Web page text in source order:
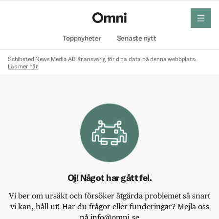
Toppnyheter Senaste nytt
meny
Schibsted News Media AB är ansvarig för dina data på denna webbplats.
Läs mer här
Oj! Något har gått fel.
Vi ber om ursäkt och försöker åtgärda problemet så snart
vi kan, håll ut! Har du frågor eller funderingar? Mejla oss